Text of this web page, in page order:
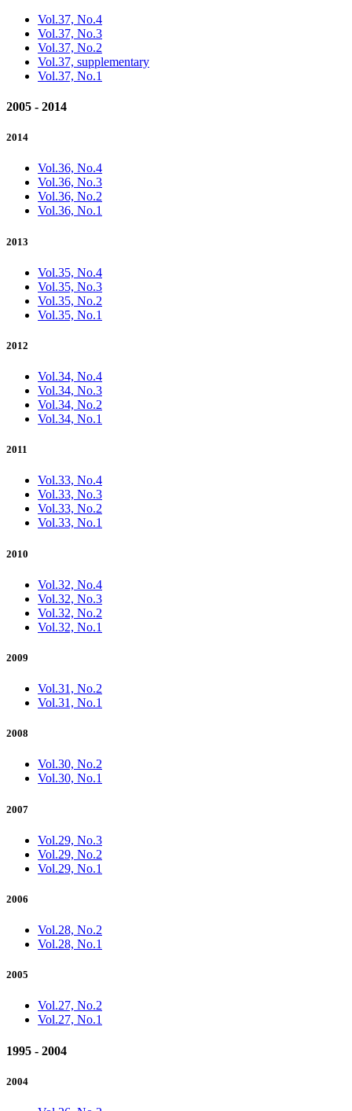
Vol.37, No.4
Vol.37, No.3
Vol.37, No.2
Vol.37, supplementary
Vol.37, No.1
2005 - 2014
2014
Vol.36, No.4
Vol.36, No.3
Vol.36, No.2
Vol.36, No.1
2013
Vol.35, No.4
Vol.35, No.3
Vol.35, No.2
Vol.35, No.1
2012
Vol.34, No.4
Vol.34, No.3
Vol.34, No.2
Vol.34, No.1
2011
Vol.33, No.4
Vol.33, No.3
Vol.33, No.2
Vol.33, No.1
2010
Vol.32, No.4
Vol.32, No.3
Vol.32, No.2
Vol.32, No.1
2009
Vol.31, No.2
Vol.31, No.1
2008
Vol.30, No.2
Vol.30, No.1
2007
Vol.29, No.3
Vol.29, No.2
Vol.29, No.1
2006
Vol.28, No.2
Vol.28, No.1
2005
Vol.27, No.2
Vol.27, No.1
1995 - 2004
2004